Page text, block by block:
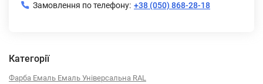
Замовлення по телефону: +38 (050) 868-28-18
Категорії
Фарба Емаль Емаль Універсальна RAL